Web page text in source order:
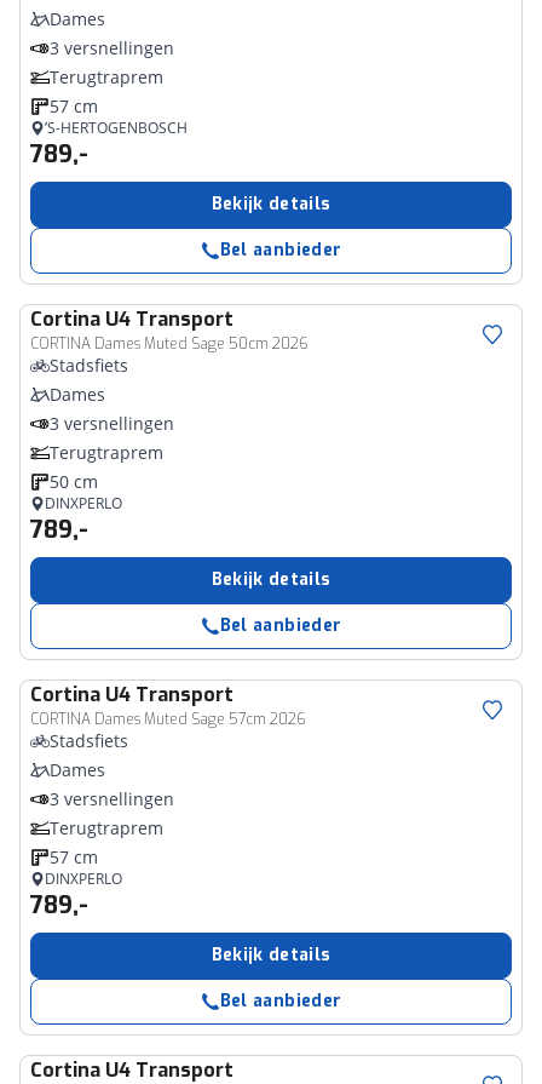
Dames
3 versnellingen
Terugtraprem
57 cm
’S-HERTOGENBOSCH
789,-
Bekijk details
Bel aanbieder
Cortina U4 Transport
CORTINA Dames Muted Sage 50cm 2026
Stadsfiets
Dames
3 versnellingen
Terugtraprem
50 cm
DINXPERLO
789,-
Bekijk details
Bel aanbieder
Cortina U4 Transport
CORTINA Dames Muted Sage 57cm 2026
Stadsfiets
Dames
3 versnellingen
Terugtraprem
57 cm
DINXPERLO
789,-
Bekijk details
Bel aanbieder
Cortina U4 Transport